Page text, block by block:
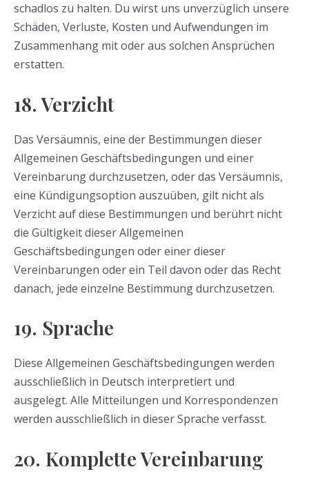
schadlos zu halten. Du wirst uns unverzüglich unsere
Schäden, Verluste, Kosten und Aufwendungen im
Zusammenhang mit oder aus solchen Ansprüchen
erstatten.
18. Verzicht
Das Versäumnis, eine der Bestimmungen dieser
Allgemeinen Geschäftsbedingungen und einer
Vereinbarung durchzusetzen, oder das Versäumnis,
eine Kündigungsoption auszuüben, gilt nicht als
Verzicht auf diese Bestimmungen und berührt nicht
die Gültigkeit dieser Allgemeinen
Geschäftsbedingungen oder einer dieser
Vereinbarungen oder ein Teil davon oder das Recht
danach, jede einzelne Bestimmung durchzusetzen.
19. Sprache
Diese Allgemeinen Geschäftsbedingungen werden
ausschließlich in Deutsch interpretiert und
ausgelegt. Alle Mitteilungen und Korrespondenzen
werden ausschließlich in dieser Sprache verfasst.
20. Komplette Vereinbarung